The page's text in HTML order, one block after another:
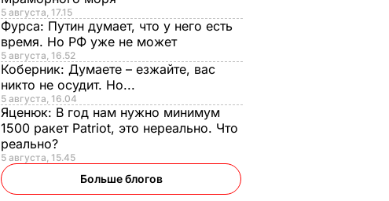
5 августа, 17.15
Фурса: Путин думает, что у него есть
время. Но РФ уже не может
5 августа, 16.52
Коберник: Думаете – езжайте, вас
никто не осудит. Но...
5 августа, 16.04
Яценюк: В год нам нужно минимум
1500 ракет Patriot, это нереально. Что
реально?
5 августа, 15.45
Больше блогов